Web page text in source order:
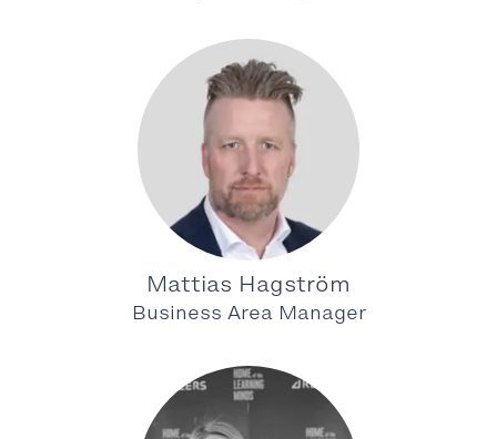
Mattias Hagström
Business Area Manager